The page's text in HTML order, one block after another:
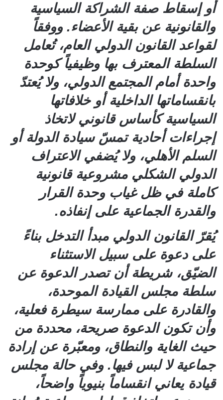
أو إسقاط صفة الشراكة السياسية
والقانونية عن بقية الأعضاء. ووفقاً
لقواعد القانون الدولي العام، تُعامل
السلطة المعترف بها وظيفياً كوحدة
واحدة أمام المجتمع الدولي، ولا يُعتدّ
بانقساماتها الداخلية أو خلافاتها
السياسية كأساس قانوني لاتخاذ
إجراءات أحادية تمسّ سيادة الدولة أو
السلم الأهلي، ولا يُضفي الاعتراف
الدولي الشكلي مشروعية قانونية
كاملة في ظل غياب وحدة القرار
والقدرة الجماعية على إنفاذه.
يُقرّ القانون الدولي مبدأ التدخل بناءً
على دعوة على سبيل الاستثناء
الضيّق، شريطة أن تصدر الدعوة عن
سلطة مجلس القيادة الموحدة،
والقادرة على ممارسة سيطرة فعلية،
وأن تكون الدعوة صريحة، محددة من
حيث الغاية والنطاق، ومعبّرة عن إرادة
جماعية لا لبس فيها. وفي حالة مجلس
قيادة يعاني انقساماً بنيوياً واضحاً،